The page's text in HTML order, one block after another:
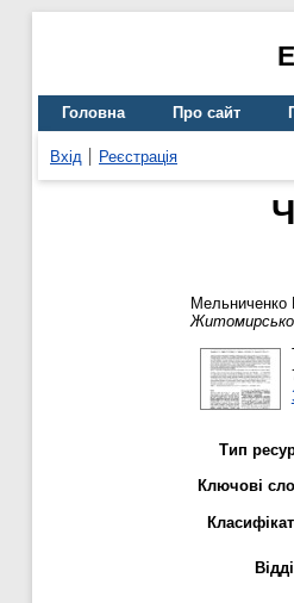
Головна Про сайт
Вхід Реєстрація
Мельниченко
Тип
Ключові